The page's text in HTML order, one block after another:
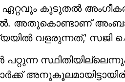
കൂടുതല്‍
അതുകൊണ്ടാണ്
വളരുന്നത്,' സജി